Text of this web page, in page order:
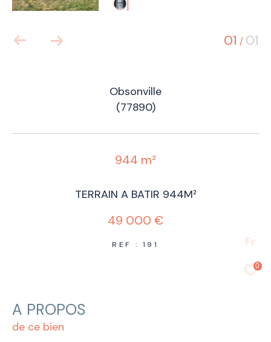
Fr
0
01 / 01
Obsonville
(77890)
944 m²
TERRAIN A BATIR 944M²
49 000 €
REF : 191
A PROPOS
de ce bien